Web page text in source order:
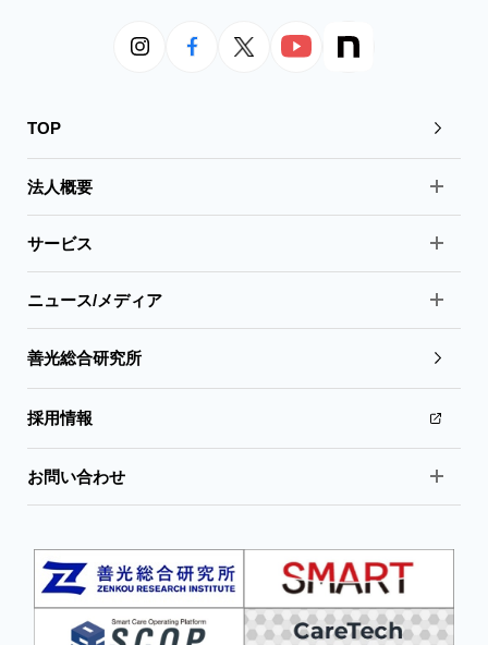
TOP
法人概要
サービス
ニュース/メディア
善光総合研究所
採用情報
お問い合わせ